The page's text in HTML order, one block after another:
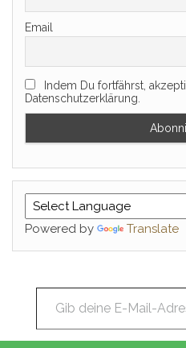
Email
Indem Du fortfährst,
Datenschutzerklärung.
Powered by Translate
Gib deine E-Mail-